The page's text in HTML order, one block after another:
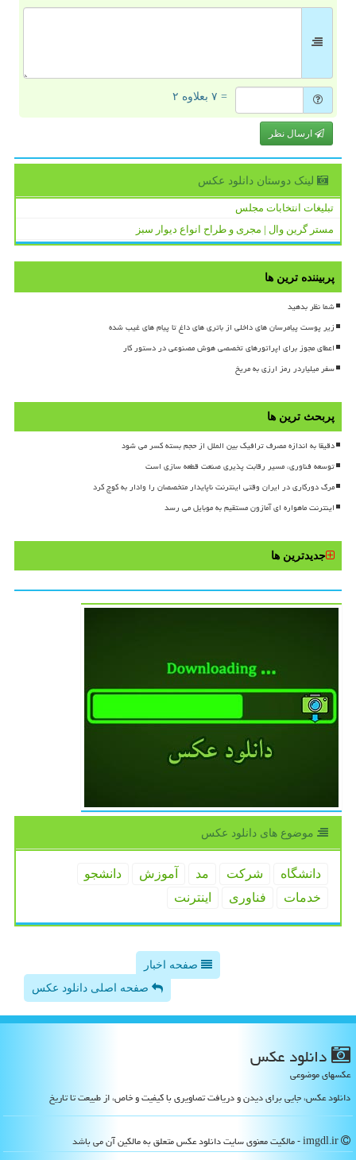
= ۷ بعلاوه ۲
ارسال نظر
لینک دوستان دانلود عكس
تبلیغات انتخابات مجلس
مستر گرین وال | مجری و طراح انواع دیوار سبز
پربیننده ترین ها
شما نظر بدهید
زیر پوست پیامرسان های داخلی از باتری های داغ تا پیام های غیب شده
اعطای مجوز برای اپراتورهای تخصصی هوش مصنوعی در دستور کار
سفر میلیاردر رمز ارزی به مریخ
پربحث ترین ها
دقیقا به اندازه مصرف ترافیک بین الملل از حجم بسته کسر می شود
توسعه فناوری، مسیر رقابت پذیری صنعت قطعه سازی است
مرگ دورکاری در ایران وقتی اینترنت ناپایدار متخصصان را وادار به کوچ کرد
اینترنت ماهواره ای آمازون مستقیم به موبایل می رسد
جدیدترین ها
موضوع های دانلود عكس
دانشگاه شركت مد آموزش
دانشجو
خدمات
فناوری اینترنت
صفحه اخبار
صفحه اصلی دانلود عکس
دانلود عكس
عکسهای موضوعی
دانلود عکس، جایی برای دیدن و دریافت تصاویری با کیفیت و خاص، از طبیعت تا تاریخ